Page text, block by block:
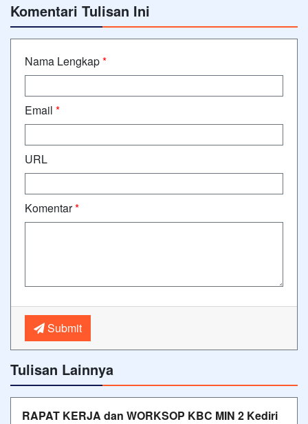
Komentari Tulisan Ini
Nama Lengkap*
Email *
URL
Komentar*
Submit
Tulisan Lainnya
RAPAT KERJA dan WORKSOP KBC MIN 2 Kediri